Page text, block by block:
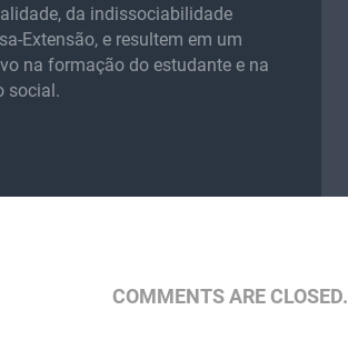
da indissociabilidade
Extensão, e resultem em um
na formação do estudante e na
social.
COMMENTS ARE CLOSED.